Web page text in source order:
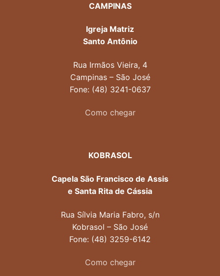
CAMPINAS
Igreja Matriz
Santo Antônio
Rua Irmãos Vieira, 4
Campinas – São José
Fone: (48) 3241-0637
Como chegar
KOBRASOL
Capela São Francisco de Assis
e Santa Rita de Cássia
Rua Sílvia Maria Fabro, s/n
Kobrasol – São José
Fone: (48) 3259-6142
Como chegar